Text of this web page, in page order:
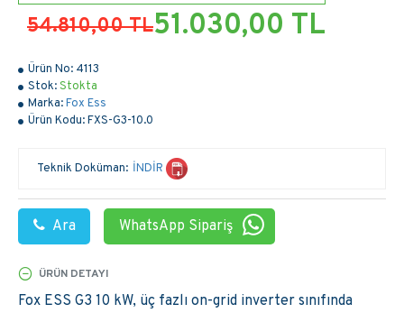
Ürün No: 4113
Stok:Stokta
Marka:Fox Ess
Ürün Kodu:FXS-G3-10.0
Teknik Doküman: İNDİR
Ara WhatsApp Sipariş
54.810,00 TL51.030,00 TL
ÜRÜN DETAYI
Fox ESS G3 10 kW, üç fazlı on-grid inverter sınıfında